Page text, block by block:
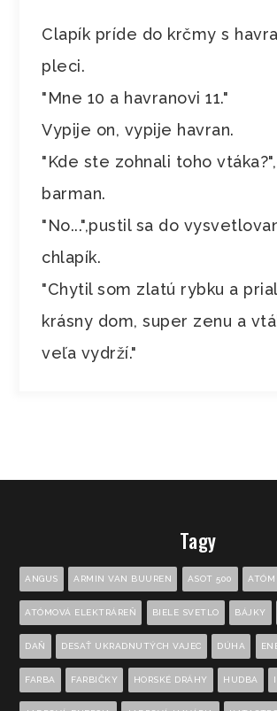
Clapík príde do krčmy s
pleci.
"Mne 10 a havranovi 11."
Vypije on, vypije havran.
"Kde ste zohnali toho
barman.
"No...",pustil sa do
chlapík.
"Chytil som zlatú rybku a
krásny dom, super zenu a
veľa vydrží."
Tagy
ANGUS ARMIN VAN BUUREN ASOT 500 ATÓM
ATÓMOVÁ ELEKTRÁREŇ BIELE SVETLO BÁJKY
DAŇ DESAŤ UKRADNUTÝCH VAJEC DÚHA
FARBA FARBIČKY HORSKÉ DRÁHY HUDBA